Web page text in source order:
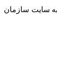
از ۹ تا ۱۱ مرداد ماه فرصت دارند با مراجعه به سایت سازمان